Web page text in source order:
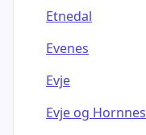
Etnedal
Evenes
Evje
Evje og Hornnes